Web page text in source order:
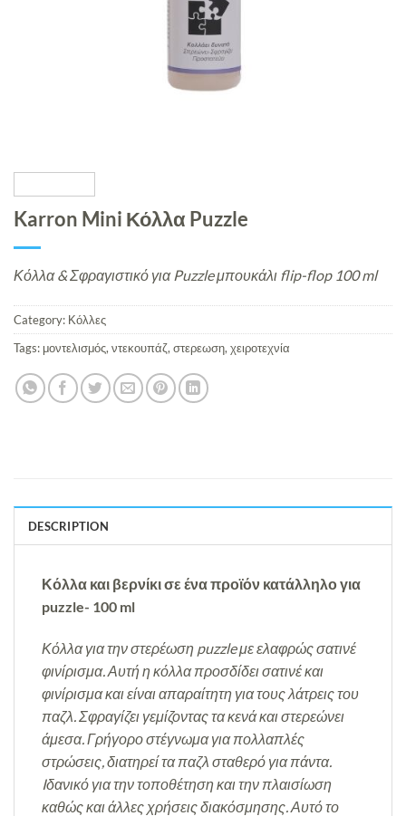
Karron Mini Κόλλα Puzzle
Κόλλα & Σφραγιστικό για Puzzle μπουκάλι flip-flop 100 ml
Category: Κόλλες
Tags: μοντελισμός, ντεκουπάζ, στερεωση, χειροτεχνία
DESCRIPTION
Κόλλα και βερνίκι σε ένα προϊόν κατάλληλο για
puzzle- 100 ml
Κόλλα για την στερέωση puzzle με ελαφρώς σατινέ
φινίρισμα. Αυτή η κόλλα προσδίδει σατινέ και
φινίρισμα και είναι απαραίτητη για τους λάτρεις του
παζλ. Σφραγίζει γεμίζοντας τα κενά και στερεώνει
άμεσα. Γρήγορο στέγνωμα για πολλαπλές
στρώσεις, διατηρεί τα παζλ σταθερό για πάντα.
Iδανικό για την τοποθέτηση και την πλαισίωση
καθώς και άλλες χρήσεις διακόσμησης. Αυτό το